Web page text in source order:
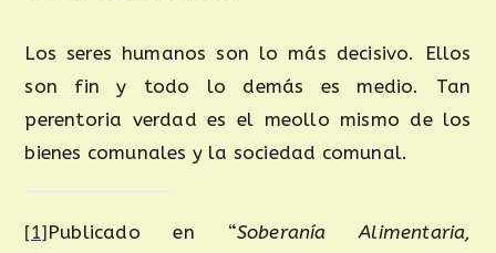
Los seres humanos son lo más decisivo. Ellos
son fin y todo lo demás es medio. Tan
perentoria verdad es el meollo mismo de los
bienes comunales y la sociedad comunal.
[1]Publicado en “Soberanía Alimentaria,